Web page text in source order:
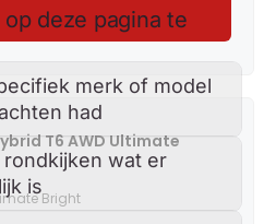
T6 AWD Ultimate
Bright